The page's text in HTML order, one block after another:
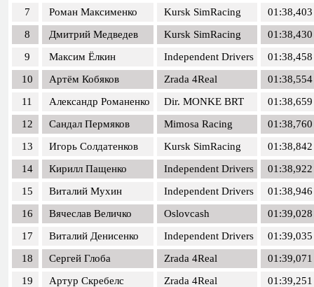
7
Роман Максименко Kursk SimRacing
01:38,403
8
Дмитрий Медведев Kursk SimRacing
01:38,430
9
Максим Ёлкин Independent Drivers
01:38,458
10
Артём Кобяков Zrada 4Real
01:38,554
11
Александр Романенко Dir. MONKE BRT
01:38,659
12
Сандал Пермяков Mimosa Racing
01:38,760
13
Игорь Солдатенков Kursk SimRacing
01:38,842
14
Кирилл Пащенко Independent Drivers
01:38,922
15
Виталий Мухин Independent Drivers
01:38,946
16
Вячеслав Величко Oslovcash
01:39,028
17
Виталий Денисенко Independent Drivers
01:39,035
18
Сергей Глоба Zrada 4Real
01:39,071
19
Артур Скребелс Zrada 4Real
01:39,251